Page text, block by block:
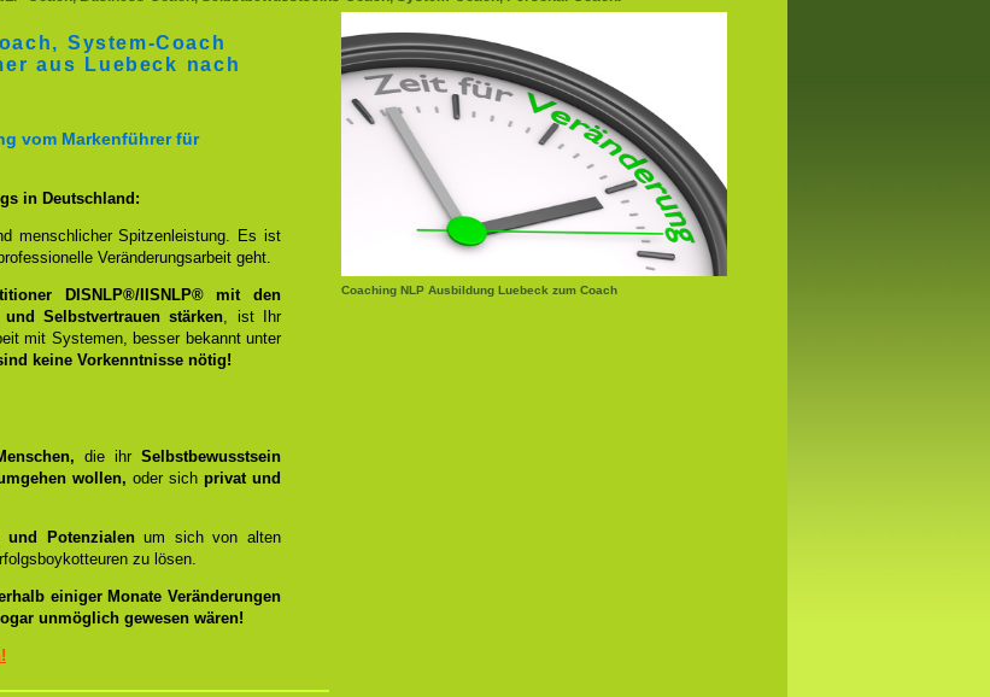
Coaching NLP Ausbildung Luebeck zum Coach
System-Coach
aus Luebeck nach
vom Markenführer für
in Deutschland:
menschlicher Spitzenleistung. Es ist
Veränderungsarbeit geht.
DISNLP®/IISNLP® mit den
Selbstvertrauen stärken, ist Ihr
mit Systemen, besser bekannt unter
keine Vorkenntnisse nötig!
die ihrSelbstbewusstsein
wollen, oder sichprivat und
Potenzialenum sich von alten
zu lösen.
einiger Monate Veränderungen
unmöglich gewesen wären!